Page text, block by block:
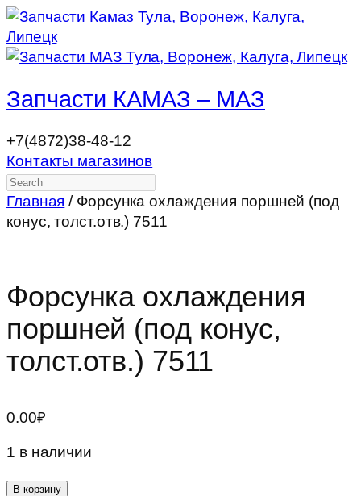
Запчасти КАМАЗ – МАЗ
+7(4872)38-48-12
Контакты магазинов
Search
Главная / Форсунка охлаждения поршней (под
конус, толст.отв.) 7511
Форсунка охлаждения
поршней (под конус,
толст.отв.) 7511
0.00₽
1 в наличии
Количество
В корзину